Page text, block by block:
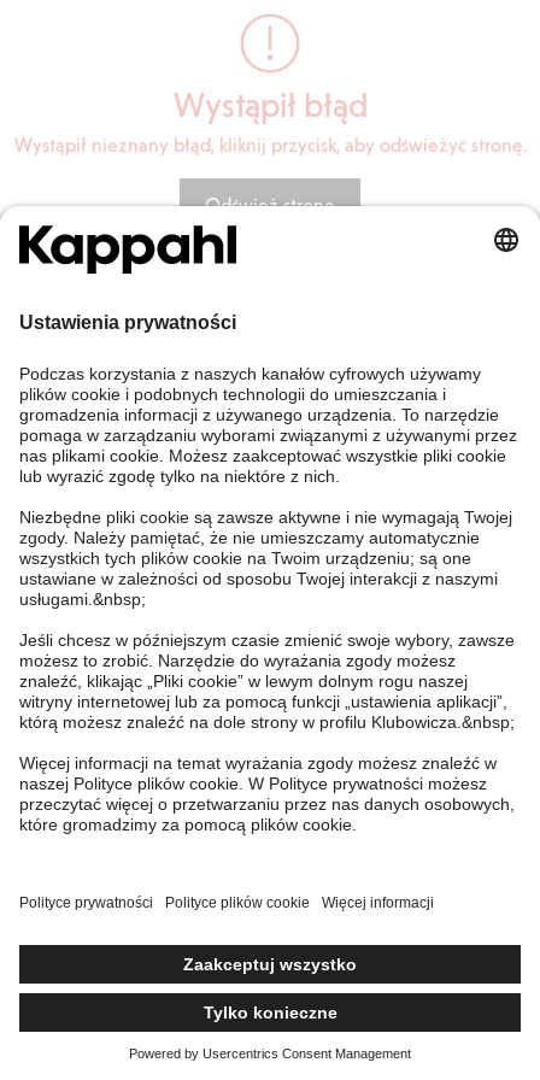
Wystąpił błąd
Wystąpił nieznany błąd, kliknij przycisk, aby odświeżyć stronę.
Odśwież stronę